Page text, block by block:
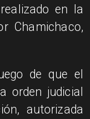
en la
Chamichaco,
de que el
orden judicial
autorizada